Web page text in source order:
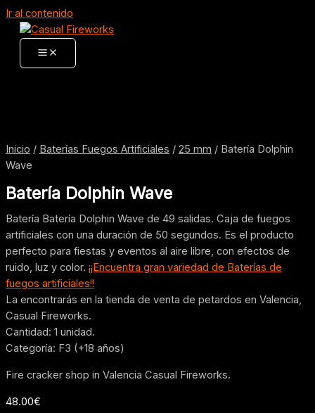
Ir al contenido
Inicio / Baterías Fuegos Artificiales / 25 mm / Batería Dolphin
Wave
Batería Dolphin Wave
Batería Batería Dolphin Wave de 49 salidas. Caja de fuegos
artificiales con una duración de 50 segundos. Es el producto
perfecto para fiestas y eventos al aire libre, con efectos de
ruido, luz y color. ¡¡Encuentra gran variedad de Baterías de
fuegos artificiales!!
La encontrarás en la tienda de venta de petardos en Valencia,
Casual Fireworks.
Cantidad: 1 unidad.
Categoría: F3 (+18 años)
Fire cracker shop in Valencia Casual Fireworks.
48.00€